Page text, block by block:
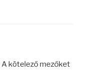
A kötelező mezőket